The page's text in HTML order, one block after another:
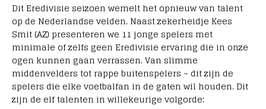
Dit Eredivisie seizoen wemelt het opnieuw van talent
op de Nederlandse velden. Naast zekerheidje Kees
Smit (AZ) presenteren we 11 jonge spelers met
minimale of zelfs geen Eredivisie ervaring die in onze
ogen kunnen gaan verrassen. Van slimme
middenvelders tot rappe buitenspelers – dit zijn de
spelers die elke voetbalfan in de gaten wil houden. Dit
zijn de elf talenten in willekeurige volgorde: